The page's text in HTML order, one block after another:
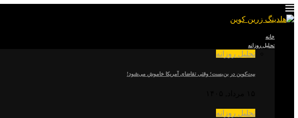
خانه
تحلیل روزانه
تحلیل روزانه
بیت‌کوین در بن‌بست؛ وقتی تقاضای آمریکا خاموش می‌شود!
تحلیل روزانه